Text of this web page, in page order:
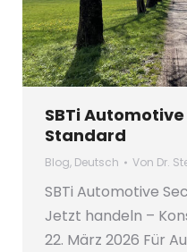
SBTi
Standard
Blog, Deutsch Von Dr.
SBTi Automotive
Jetzt handeln –
22. März 2026 Für